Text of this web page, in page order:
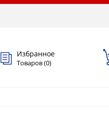
Избранное
Товаров (0)